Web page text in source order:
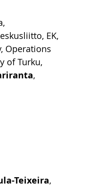
EK,
Operations
of Turku,
,
Teixeira,